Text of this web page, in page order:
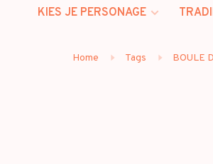
KIES JE PERSONAGE
Home Tags BOULE